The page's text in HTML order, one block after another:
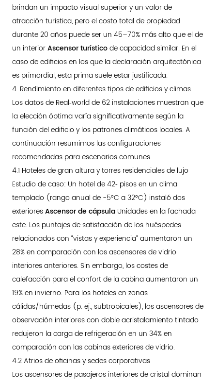
brindan un impacto visual superior y un valor de
atracción turística, pero el costo total de propiedad
durante 20 años puede ser un 45–70% más alto que el de
un interiorAscensor turísticode capacidad similar. En el
caso de edificios en los que la declaración arquitectónica
es primordial, esta prima suele estar justificada.
4. Rendimiento en diferentes tipos de edificios y climas
Los datos de Real‑world de 62 instalaciones muestran que
la elección óptima varía significativamente según la
función del edificio y los patrones climáticos locales. A
continuación resumimos las configuraciones
recomendadas para escenarios comunes.
4.1 Hoteles de gran altura y torres residenciales de lujo
Estudio de caso: Un hotel de 42‑ pisos en un clima
templado (rango anual de -5°C a 32°C) instaló dos
exterioresAscensor de cápsula Unidades en la fachada
este. Los puntajes de satisfacción de los huéspedes
relacionados con “vistas y experiencia” aumentaron un
28% en comparación con los ascensores de vidrio
interiores anteriores. Sin embargo, los costes de
calefacción para el confort de la cabina aumentaron un
19% en invierno. Para los hoteles en zonas
cálidas/húmedas (p. ej., subtropicales), los ascensores de
observación interiores con doble acristalamiento tintado
redujeron la carga de refrigeración en un 34% en
comparación con las cabinas exteriores de vidrio.
4.2 Atrios de oficinas y sedes corporativas
Los ascensores de pasajeros interiores de cristal dominan